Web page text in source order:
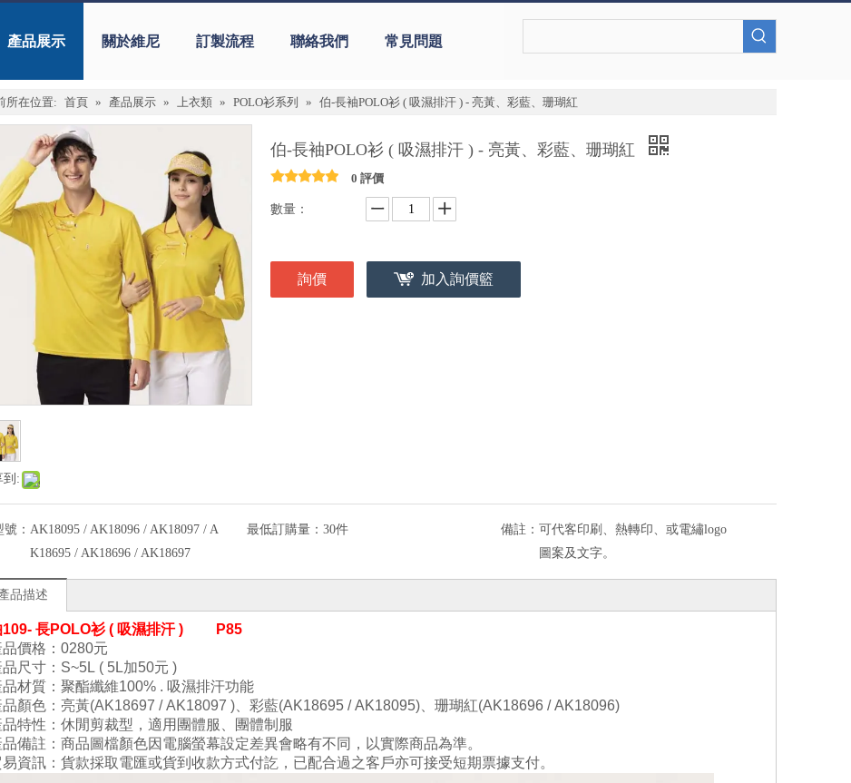
產品展示 關於維尼 訂製流程 聯絡我們 常見問題
所在位置: 首頁 » 產品展示 » 上衣類 » POLO衫系列 » 伯-長袖POLO衫 ( 吸濕排汗 ) - 亮黃、彩藍、珊瑚紅
到:
伯-長袖POLO衫 ( 吸濕排汗 ) - 亮黃、彩藍、珊瑚紅
0 評價
數量：
詢價 加入詢價籃
號： AK18095 / AK18096 / AK18097 / A
K18695 / AK18696 / AK18697
最低訂購量： 30件 備註： 可代客印刷、熱轉印、或電繡logo
圖案及文字。
品描述
109- 長POLO衫 ( 吸濕排汗 ) P85
品價格：0280元
品尺寸 ： S~5L ( 5L加50元 )
品材質 ： 聚酯纖維100% . 吸濕排汗功能
品顏色 ：亮黃(AK18697 /AK18097 ) 彩藍(AK18695 /AK18095) 珊瑚紅(AK18696 /AK18096)
品特性 ： 休閒剪裁型 ， 適用團體服、團體制服
品備註：商品圖檔顏色因電腦螢幕設定差異會略有不同，以實際商品為準。
易資訊：貨款採取電匯或貨到收款方式付訖，已配合過之客戶亦可接受短期票據支付。